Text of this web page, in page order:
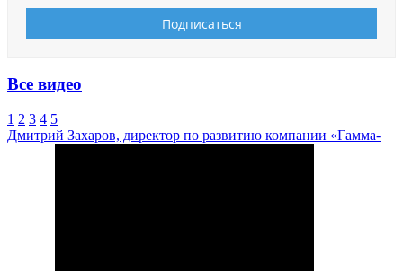
Все видео
1 2 3 4 5
Дмитрий Захаров, директор по развитию компании «Гамма-